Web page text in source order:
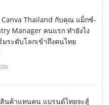
Canva Thailand กับคุณ แม็กซ์-
Manager คนแรก ทำยังไง
ระดับโลกเข้าถึงคนไทย
สินค้าแทนคน แบรนด์ไทยจะสู้